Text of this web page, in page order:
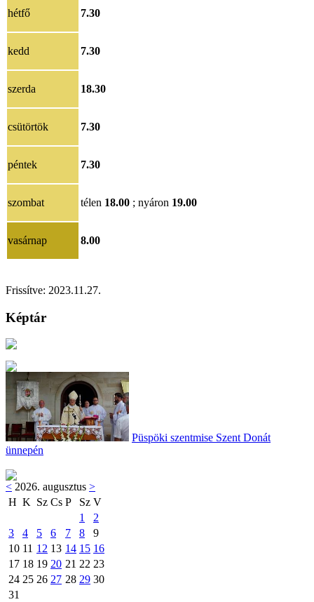
hétfő 7.30
kedd 7.30
szerda 18.30
csütörtök 7.30
péntek 7.30
szombat télen 18.00 ; nyáron 19.00
vasárnap 8.00
Frissítve: 2023.11.27.
Képtár
Püspöki szentmise Szent Donát
ünnepén
< 2026. augusztus >
H K Sz Cs P Sz V
1
2
3
4 5 6 7 8
9
10 11 12 13 14 15 16
17 18 19 20 21 22 23
24 25 26 27 28 29 30
31